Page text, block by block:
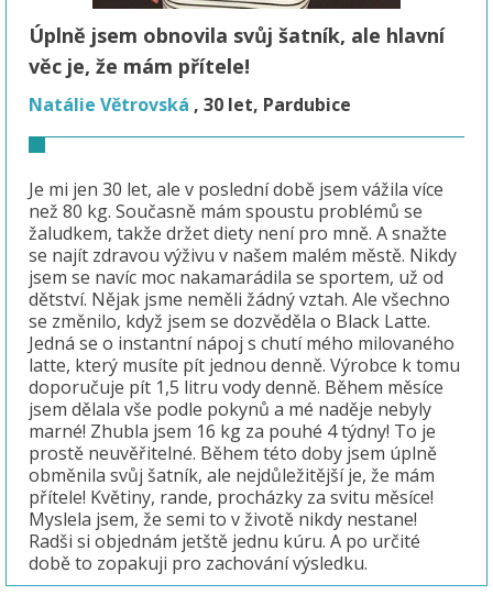
Úplně jsem obnovila svůj šatník, ale hlavní
věc je, že mám přítele!
Natálie Větrovská , 30 let, Pardubice
Je mi jen 30 let, ale v poslední době jsem vážila více
než 80 kg. Současně mám spoustu problémů se
žaludkem, takže držet diety není pro mně. A snažte
se najít zdravou výživu v našem malém městě. Nikdy
jsem se navíc moc nakamarádila se sportem, už od
dětství. Nějak jsme neměli žádný vztah. Ale všechno
se změnilo, když jsem se dozvěděla o Black Latte.
Jedná se o instantní nápoj s chutí mého milovaného
latte, který musíte pít jednou denně. Výrobce k tomu
doporučuje pít 1,5 litru vody denně. Během měsíce
jsem dělala vše podle pokynů a mé naděje nebyly
marné! Zhubla jsem 16 kg za pouhé 4 týdny! To je
prostě neuvěřitelné. Během této doby jsem úplně
obměnila svůj šatník, ale nejdůležitější je, že mám
přítele! Květiny, rande, procházky za svitu měsíce!
Myslela jsem, že semi to v životě nikdy nestane!
Radši si objednám jetště jednu kúru. A po určité
době to zopakuji pro zachování výsledku.